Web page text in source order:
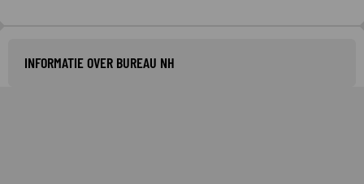
INFORMATIE OVER BUREAU NH